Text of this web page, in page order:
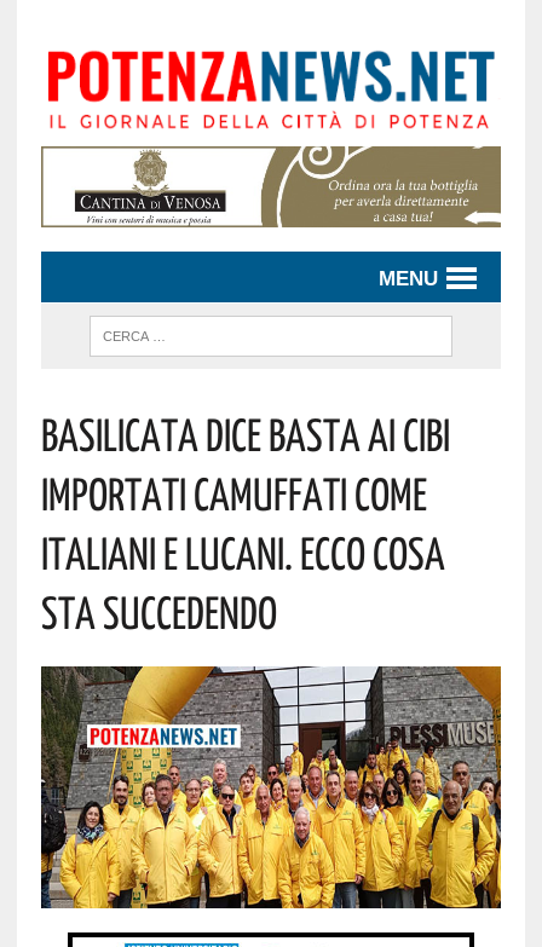
MENU
Basilicata Dice Basta Ai Cibi
Importati Camuffati Come
Italiani E Lucani. Ecco Cosa
Sta Succedendo